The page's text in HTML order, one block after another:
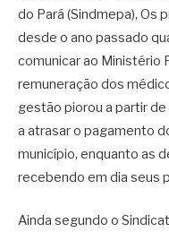
do Pará (Sindmepa), Os
desde o ano passado
comunicar ao Ministério
remuneração dos
gestão piorou a partir
a atrasar o pagamento
município, enquanto as
recebendo em dia seus
Ainda segundo o